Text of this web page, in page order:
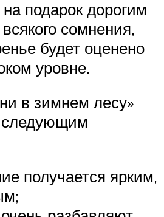
подарок дорогим
сомнения,
будет оценено
уровне.
в зимнем лесу»
следующим
получается ярким,